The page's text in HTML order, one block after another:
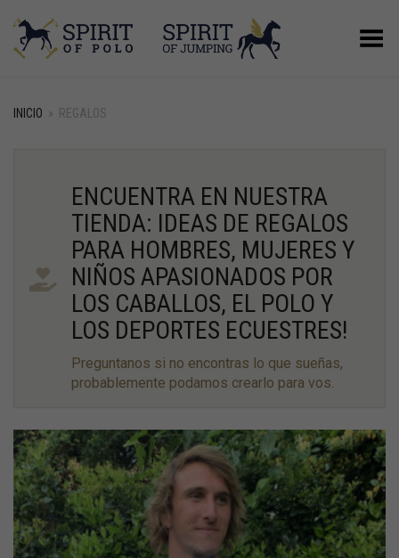
Menú
INICIO » REGALOS
ENCUENTRA EN NUESTRA
TIENDA: IDEAS DE REGALOS
PARA HOMBRES, MUJERES Y
NIÑOS APASIONADOS POR
LOS CABALLOS, EL POLO Y
LOS DEPORTES ECUESTRES!
Preguntanos si no encontras lo que sueñas,
probablemente podamos crearlo para vos.